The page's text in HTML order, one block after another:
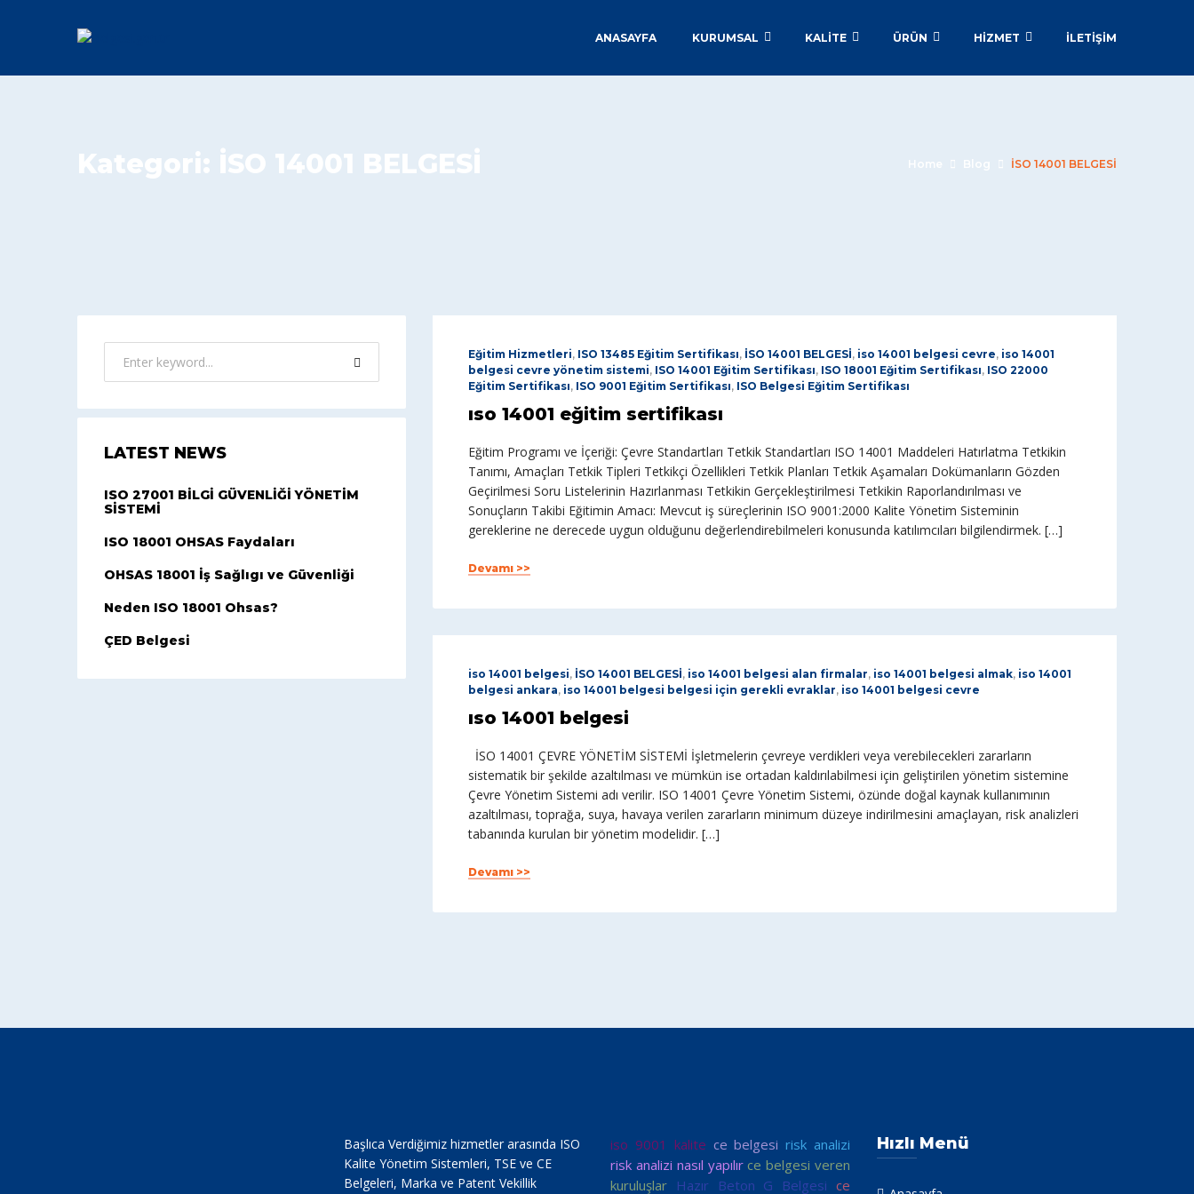
ANASAYFA KURUMSAL KALİTE ÜRÜN HİZMET İLETIŞIM
Kategori: İSO 14001 BELGESİ Home Blog İSO 14001 BELGESİ
Eğitim Hizmetleri, ISO 13485 Eğitim Sertifikası, İSO 14001 BELGESİ, iso 14001 belgesi cevre, iso 14001
belgesi cevre yönetim sistemi, ISO 14001 Eğitim Sertifikası, ISO 18001 Eğitim Sertifikası, ISO 22000
Eğitim Sertifikası, ISO 9001 Eğitim Sertifikası, ISO Belgesi Eğitim Sertifikası
ıso 14001 eğitim sertifikası
Eğitim Programı ve İçeriği: Çevre Standartları Tetkik Standartları ISO 14001 Maddeleri Hatırlatma Tetkikin
Tanımı, Amaçları Tetkik Tipleri Tetkikçi Özellikleri Tetkik Planları Tetkik Aşamaları Dokümanların Gözden
Geçirilmesi Soru Listelerinin Hazırlanması Tetkikin Gerçekleştirilmesi Tetkikin Raporlandırılması ve
Sonuçların Takibi Eğitimin Amacı: Mevcut iş süreçlerinin ISO 9001:2000 Kalite Yönetim Sisteminin
gereklerine ne derecede uygun olduğunu değerlendirebilmeleri konusunda katılımcıları bilgilendirmek. […]
Devamı >>
iso 14001 belgesi, İSO 14001 BELGESİ, iso 14001 belgesi alan firmalar, iso 14001 belgesi almak, iso 14001
belgesi ankara, iso 14001 belgesi belgesi için gerekli evraklar, iso 14001 belgesi cevre
ıso 14001 belgesi
İSO 14001 ÇEVRE YÖNETİM SİSTEMİ İşletmelerin çevreye verdikleri veya verebilecekleri zararların
sistematik bir şekilde azaltılması ve mümkün ise ortadan kaldırılabilmesi için geliştirilen yönetim sistemine
Çevre Yönetim Sistemi adı verilir. ISO 14001 Çevre Yönetim Sistemi, özünde doğal kaynak kullanımının
azaltılması, toprağa, suya, havaya verilen zararların minimum düzeye indirilmesini amaçlayan, risk analizleri
tabanında kurulan bir yönetim modelidir. […]
Devamı >>
LATEST NEWS
ISO 27001 BİLGİ GÜVENLİĞİ YÖNETİM
SİSTEMİ
ISO 18001 OHSAS Faydaları
OHSAS 18001 İş Sağlıgı ve Güvenliği
Neden ISO 18001 Ohsas?
ÇED Belgesi
Başlıca Verdiğimiz hizmetler arasında ISO
Kalite Yönetim Sistemleri, TSE ve CE
Belgeleri, Marka ve Patent Vekillik
iso 9001 kalite ce belgesi risk analizi
risk analizi nasıl yapılır ce belgesi veren
kuruluşlar Hazır Beton G Belgesi ce
Hızlı Menü